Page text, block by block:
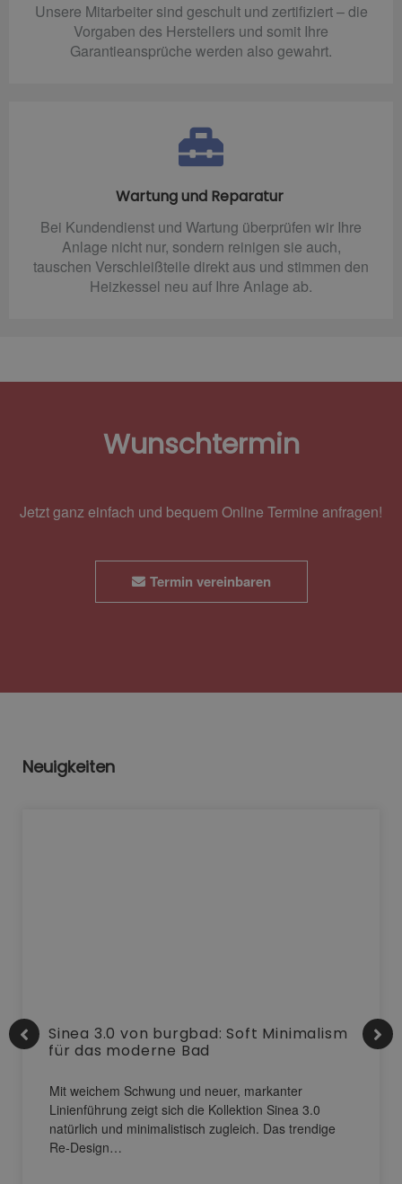
Unsere Mitarbeiter sind geschult und zertifiziert – die
Vorgaben des Herstellers und somit Ihre
Garantieansprüche werden also gewahrt.
Wartung und Reparatur
Bei Kundendienst und Wartung überprüfen wir Ihre
Anlage nicht nur, sondern reinigen sie auch,
tauschen Verschleißteile direkt aus und stimmen den
Heizkessel neu auf Ihre Anlage ab.
Wunschtermin
Jetzt ganz einfach und bequem Online Termine anfragen!
Termin vereinbaren
Neuigkeiten
Sinea 3.0 von burgbad: Soft Minimalism
für das moderne Bad
Mit weichem Schwung und neuer, markanter
Linienführung zeigt sich die Kollektion Sinea 3.0
natürlich und minimalistisch zugleich. Das trendige
Re-Design…